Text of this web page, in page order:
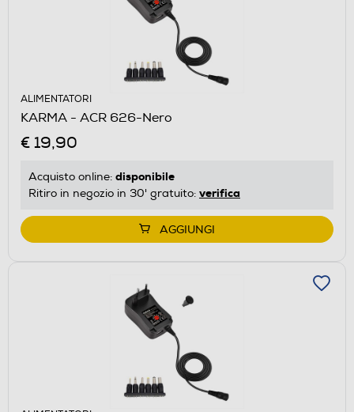
ALIMENTATORI
KARMA - ACR 626-Nero
€ 19,90
Acquisto online: disponibile
Ritiro in negozio in 30' gratuito: verifica
AGGIUNGI